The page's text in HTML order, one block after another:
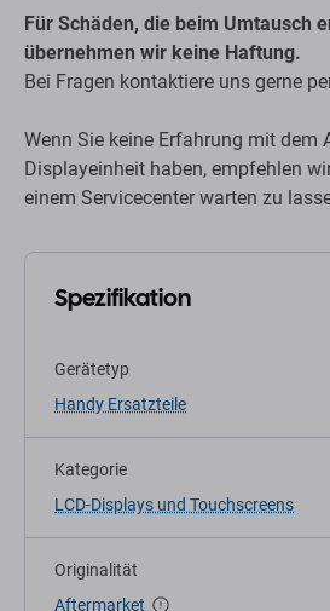
Für Schäden, die beim Umtausch
übernehmen wir keine Haftung.
Bei Fragen kontaktiere uns gerne
Wenn Sie keine Erfahrung mit dem
Displayeinheit haben, empfehlen
einem Servicecenter warten zu
Spezifikation
Gerätetyp
Handy Ersatzteile
Kategorie
LCD-Displays und Touchscreens
Originalität
Aftermarket